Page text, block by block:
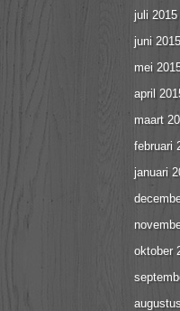
juli 2015
juni 2015
mei
april
maart
februari
januari
oktober